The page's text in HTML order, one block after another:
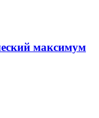
максимум